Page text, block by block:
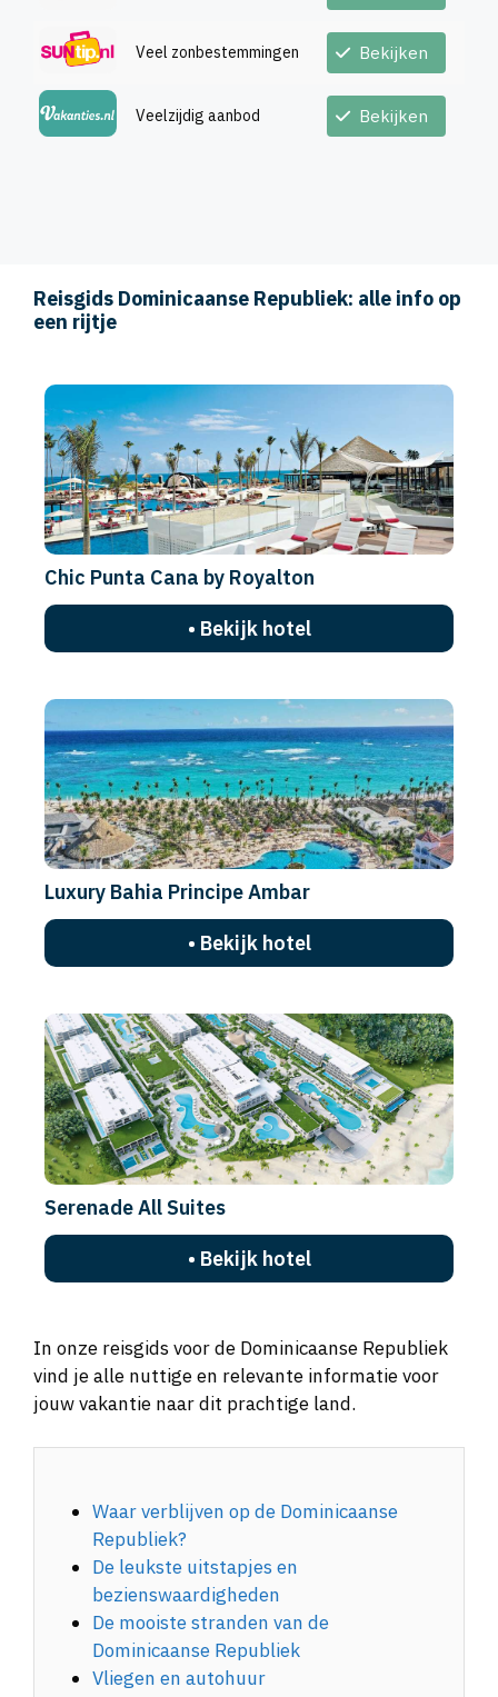
Bekijken
Bekijken
een rijtje
Chic Punta Cana by Royalton
• Bekijk hotel
Luxury Bahia Principe Ambar
• Bekijk hotel
Serenade All Suites
• Bekijk hotel
vind je alle nuttige en relevante informatie voor
jouw vakantie naar dit prachtige land.
Republiek?
De leukste uitstapjes en
bezienswaardigheden
De mooiste stranden van de
Dominicaanse Republiek
Vliegen en autohuur
Hotels en accommodaties op de